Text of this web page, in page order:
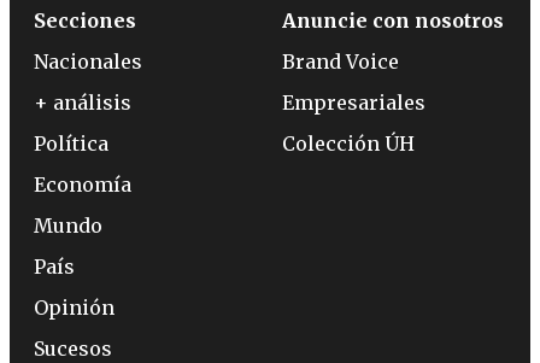
Secciones
Nacionales
+ análisis
Política
Economía
Mundo
País
Opinión
Sucesos
Anuncie con nosotros
Brand Voice
Empresariales
Colección ÚH